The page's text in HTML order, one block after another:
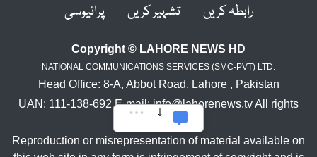
رابطہ کریں تشہیر کریں پرائیوسی
Copyright © LAHORE NEWS HD
NATIONAL COMMUNICATIONS SERVICES (SMC-PVT) LTD.
Head Office: 8-A, Abbot Road, Lahore , Pakistan
UAN: 111-138-692 E-mail: info@lahorenews.tv All rights
reserved.
Reproduction or misrepresentation of material available on